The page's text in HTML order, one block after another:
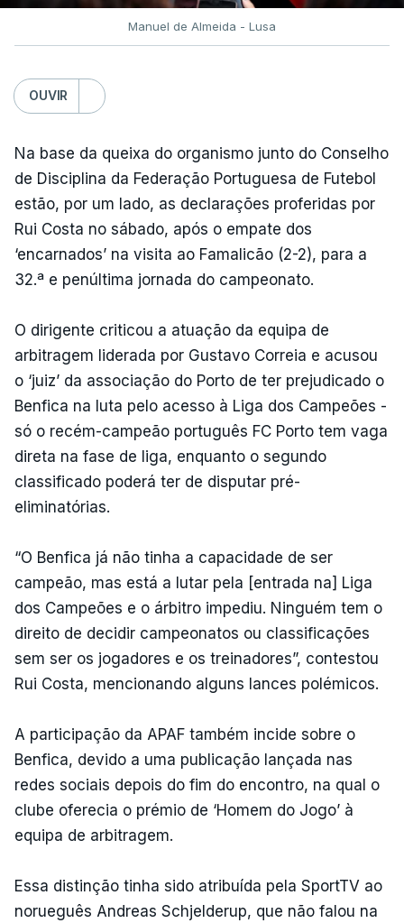
Manuel de Almeida - Lusa
OUVIR
Na base da queixa do organismo junto do Conselho
de Disciplina da Federação Portuguesa de Futebol
estão, por um lado, as declarações proferidas por
Rui Costa no sábado, após o empate dos
‘encarnados’ na visita ao Famalicão (2-2), para a
32.ª e penúltima jornada do campeonato.
O dirigente criticou a atuação da equipa de
arbitragem liderada por Gustavo Correia e acusou
o ‘juiz’ da associação do Porto de ter prejudicado o
Benfica na luta pelo acesso à Liga dos Campeões -
só o recém-campeão português FC Porto tem vaga
direta na fase de liga, enquanto o segundo
classificado poderá ter de disputar pré-
eliminatórias.
“O Benfica já não tinha a capacidade de ser
campeão, mas está a lutar pela [entrada na] Liga
dos Campeões e o árbitro impediu. Ninguém tem o
direito de decidir campeonatos ou classificações
sem ser os jogadores e os treinadores”, contestou
Rui Costa, mencionando alguns lances polémicos.
A participação da APAF também incide sobre o
Benfica, devido a uma publicação lançada nas
redes sociais depois do fim do encontro, na qual o
clube oferecia o prémio de ‘Homem do Jogo’ à
equipa de arbitragem.
Essa distinção tinha sido atribuída pela SportTV ao
norueguês Andreas Schjelderup, que não falou na